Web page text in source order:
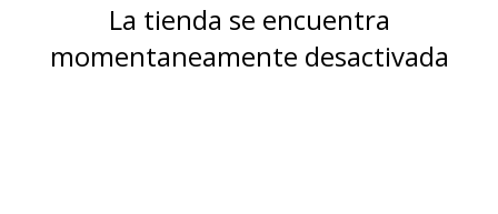
La tienda se encuentra
momentaneamente desactivada